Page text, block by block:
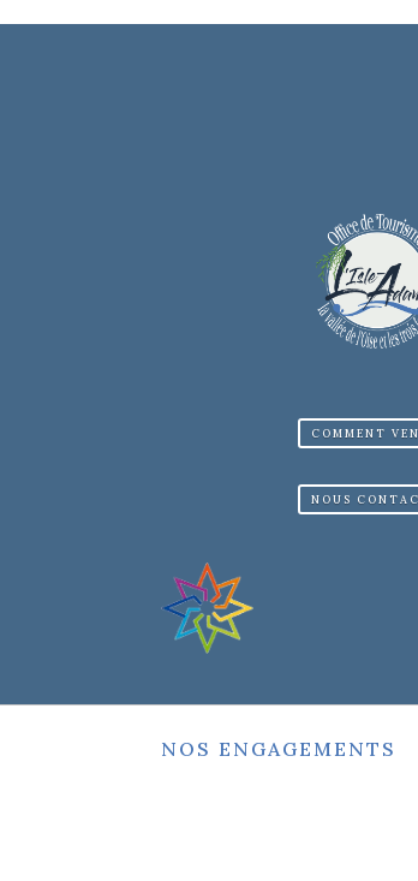
COMMENT
NOUS
NOS ENGAGEMENTS